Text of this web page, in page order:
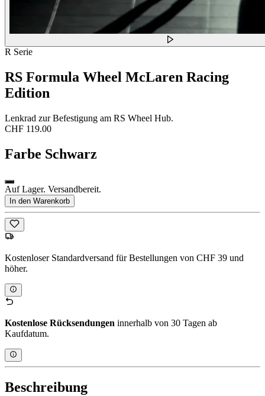
R Serie
RS Formula Wheel McLaren Racing
Edition
Lenkrad zur Befestigung am RS Wheel Hub.
CHF 119.00
Farbe Schwarz
Auf Lager. Versandbereit.
In den Warenkorb
Kostenloser Standardversand für Bestellungen von CHF 39 und
höher.
Kostenlose Rücksendungen innerhalb von 30 Tagen ab
Kaufdatum.
Beschreibung